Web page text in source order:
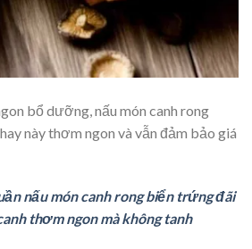
bổ dưỡng, nấu món canh rong
này thơm ngon và vẫn đảm bảo giá
nấu món canh rong biển trứng đãi
thơm ngon mà không tanh